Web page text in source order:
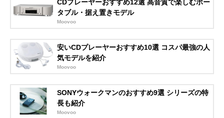
Amazonで見る
コイズミ(Koizumi)
CDステレオラジ
カセ SAD-4944
いざというときの
備えにも向いてい
最大1.2W＋
Amazonで見る
オーム(OHM)
AudioComm CD
ラジオカセットレ
オーソドックスな
最大1.0W＋
Amazonで見る
オーム(OHM)
AudioComm CD
ラジカセ RCD-
CD-R/RW対応の
最大1.0W＋
CDプレーヤーおすすめ12選 高音質で楽しむポー
タブル・据え置きモデル
Moovoo
安いCDプレーヤーおすすめ10選 コスパ最強の人
気モデルを紹介
Moovoo
SONYウォークマンのおすすめ9選 シリーズの特
長も紹介
Moovoo